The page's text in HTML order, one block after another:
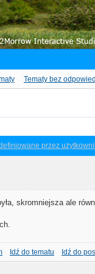
Tematy bez
przez
skromniejsza ale
Idź do tematu Idź do